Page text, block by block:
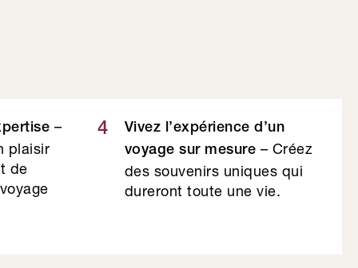
–
plaisir
de
4
Vivez l’expérience d’un
voyage sur mesure – Créez
des souvenirs uniques qui
dureront toute une vie.